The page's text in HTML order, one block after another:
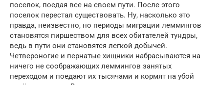
поселок, поедая все на своем пути. После этого
поселок перестал существовать. Ну, насколько это
правда, неизвестно, но периоды миграции леммингов
становятся пиршеством для всех обитателей тундры,
ведь в пути они становятся легкой добычей.
Четвероногие и пернатые хищники набрасываются на
ничего не соображающих леммингов занятых
переходом и поедают их тысячами и кормят на убой